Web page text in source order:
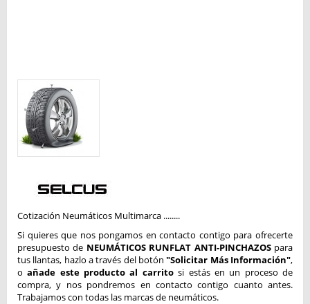
Cotización Neumáticos Multimarca ........
Si quieres que nos pongamos en contacto contigo para ofrecerte
presupuesto de NEUMÁTICOS RUNFLAT ANTI-PINCHAZOSpara
tus llantas, hazlo a través del botón"Solicitar Más Información",
oañade este producto al carritosi estás en un proceso de
compra, y nos pondremos en contacto contigo cuanto antes.
Trabajamos con todas las marcas de neumáticos.